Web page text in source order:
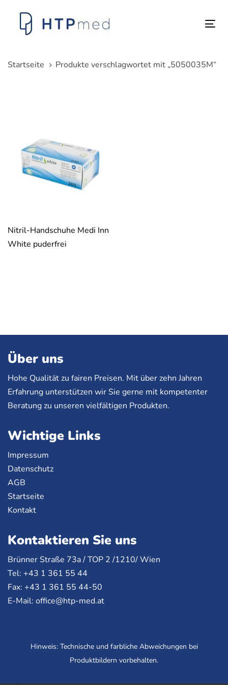
überspringen
springen
Startseite
Produkte verschlagwortet mit „5050035M“
Nitril-Handschuhe Medi Inn
White puderfrei
Über uns
Hohe Qualität zu fairen Preisen. Mit über zehn Jahren
Erfahrung unterstützen wir Sie gerne mit kompetenter
Beratung zu unseren vielfältigen Produkten.
Wichtige Links
Impressum
Datenschutz
AGB
Startseite
Kontakt
Kontaktieren Sie uns
Brünner Straße 73a /TOP 2 /1210/ Wien
Tel: +43 1 361 55 44
Fax: +43 1 361 55 44-50
E-Mail: office@htp-med.at
Hinweis: Technische und farbliche Abweichungen bei
Produktbildern vorbehalten.